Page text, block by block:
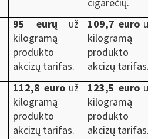
cigarečių.
95 eurų už
kilogramą
produkto
akcizų tarifas.
109,7 euro
kilogramą
produkto
akcizų
112,8 eurouž
kilogramą
produkto
akcizų tarifas.
123,5 euro
kilogramą
produkto
akcizų